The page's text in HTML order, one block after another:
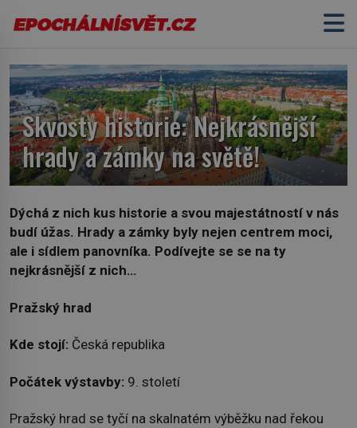
Skvosty historie: Nejkrásnější
hrady a zámky na světě!
Dýchá z nich kus historie a svou majestátností v nás
budí úžas. Hrady a zámky byly nejen centrem moci,
ale i sídlem panovníka. Podívejte se se na ty
nejkrásnější z nich…
Pražský hrad
Kde stojí: Česká republika
Počátek výstavby: 9. století
Pražský hrad se tyčí na skalnatém výběžku nad řekou